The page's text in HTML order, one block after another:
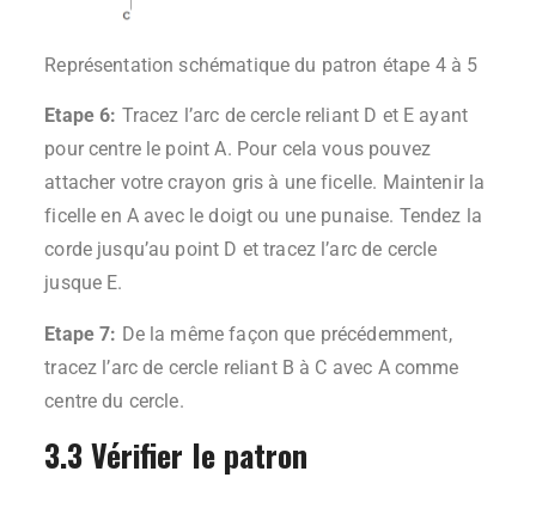
Représentation schématique du patron étape 4 à 5
Etape 6: Tracez l’arc de cercle reliant D et E ayant
pour centre le point A. Pour cela vous pouvez
attacher votre crayon gris à une ficelle. Maintenir la
ficelle en A avec le doigt ou une punaise. Tendez la
corde jusqu’au point D et tracez l’arc de cercle
jusque E.
Etape 7: De la même façon que précédemment,
tracez l’arc de cercle reliant B à C avec A comme
centre du cercle.
3.3 Vérifier le patron